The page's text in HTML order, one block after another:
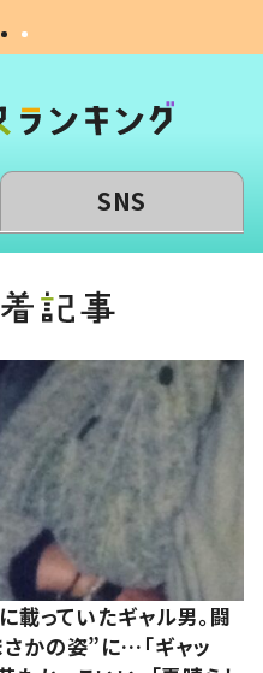
SNS
載っていたギャル男。闘
かの姿”に…「ギャッ